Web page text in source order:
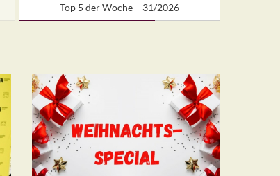
Top 5 der Woche – 31/2026